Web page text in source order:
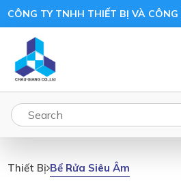
Thiết Bị Bể Rửa Siêu Âm